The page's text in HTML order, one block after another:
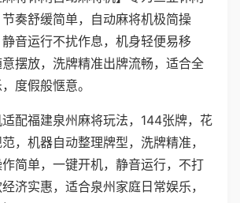
奏舒缓简单，自动麻将机极简操
音运行不扰作息，机身轻便易移
摆放，洗牌精准出牌流畅，适合全
度假般惬意。
配福建泉州麻将玩法，144张牌，花
，机器自动整理牌型，洗牌精准，
简单，一键开机，静音运行，不打
济实惠，适合泉州家庭日常娱乐，